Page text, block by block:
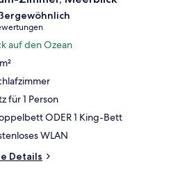
10
auf den Ozean
für 1 Person
ODER 1 King-Bett
WLAN
Details